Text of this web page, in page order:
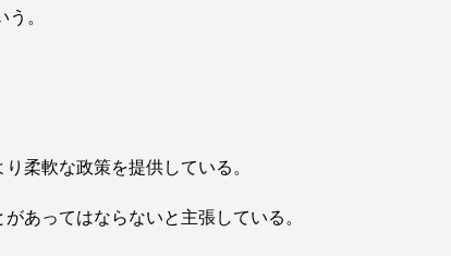
。
柔軟な政策を提供している。
あってはならないと主張している。